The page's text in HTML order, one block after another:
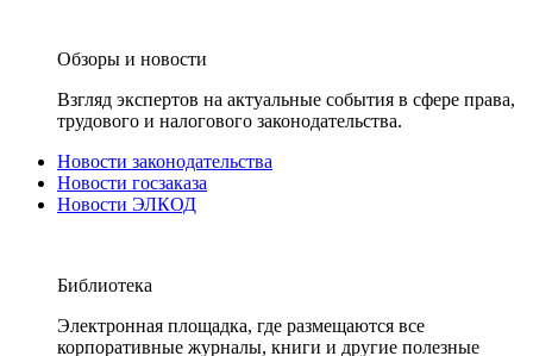
Обзоры и новости
Взгляд экспертов на актуальные события в сфере права,
трудового и налогового законодательства.
Новости законодательства
Новости госзаказа
Новости ЭЛКОД
Библиотека
Электронная площадка, где размещаются все
корпоративные журналы, книги и другие полезные